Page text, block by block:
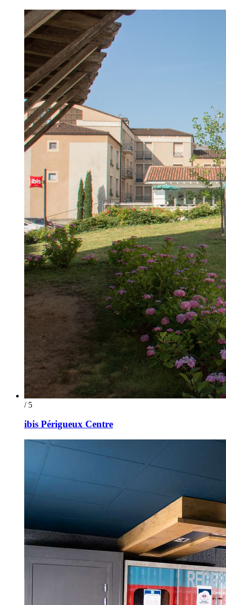
/ 5
ibis Périgueux Centre